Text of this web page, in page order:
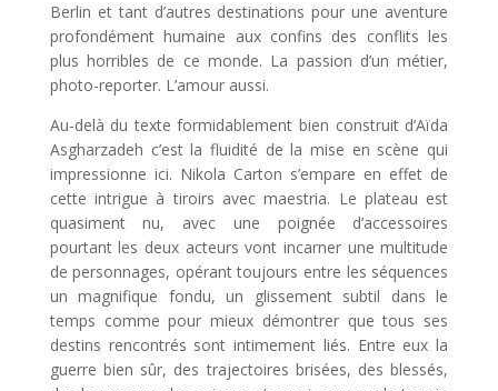
Berlin et tant d’autres destinations pour une aventure
profondément humaine aux confins des conflits les
plus horribles de ce monde. La passion d’un métier,
photo-reporter. L’amour aussi.
Au-delà du texte formidablement bien construit d’Aïda
Asgharzadeh c’est la fluidité de la mise en scène qui
impressionne ici. Nikola Carton s’empare en effet de
cette intrigue à tiroirs avec maestria. Le plateau est
quasiment nu, avec une poignée d’accessoires
pourtant les deux acteurs vont incarner une multitude
de personnages, opérant toujours entre les séquences
un magnifique fondu, un glissement subtil dans le
temps comme pour mieux démontrer que tous ses
destins rencontrés sont intimement liés. Entre eux la
guerre bien sûr, des trajectoires brisées, des blessés,